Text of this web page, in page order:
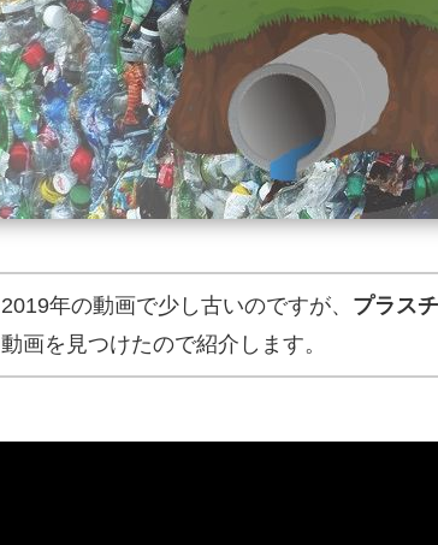
2019年の動画で少し古いのですが、 プラス
動画を見つけたので紹介します。